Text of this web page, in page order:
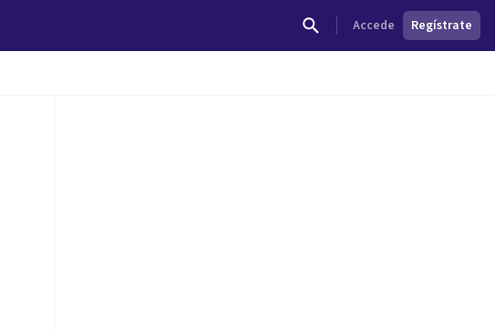
Accede Regístrate